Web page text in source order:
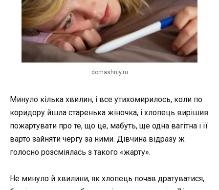
domashniy.ru
Минуло кілька хвилин, і все утихомирилось, коли по
коридору йшла старенька жіночка, і хлопець вирішив
пожартувати про те, що це, мабуть, ще одна вагітна і її
варто зайняти чергу за ними. Дівчина відразу ж
голосно розсміялась з такого «жарту».
Не минуло й хвилини, як хлопець почав дратуватися,